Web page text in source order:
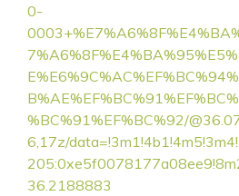
0-
%BC%91%EF%BC%92/
6,17z/
36.2188883